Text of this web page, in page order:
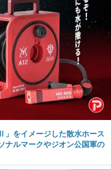
」をイメージした散水ホース
ナルマークやジオン公国軍の